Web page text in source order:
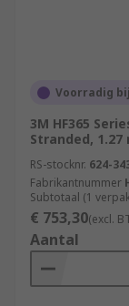
Voorradig
3M HF365
Stranded,
RS-stocknr. 624-
Fabrikantnummer
Subtotaal (1
€ 753,30(excl.
Aantal